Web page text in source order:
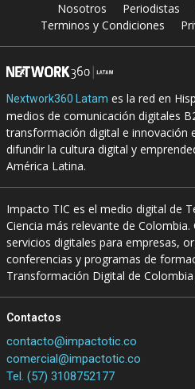
Nosotros Periodistas
Terminos y Condiciones
Nextwork360 Latam es la red en
medios de comunicación digitales
transformación digital e innovación
difundir la cultura digital y
América Latina.
Impacto TIC es el medio digital de
Ciencia más relevante de
servicios digitales para empresas,
conferencias y programas de
Transformación Digital de
Contactos
contacto@impactotic.co
comercial@impactotic.co
Tel. (57) 3108752177